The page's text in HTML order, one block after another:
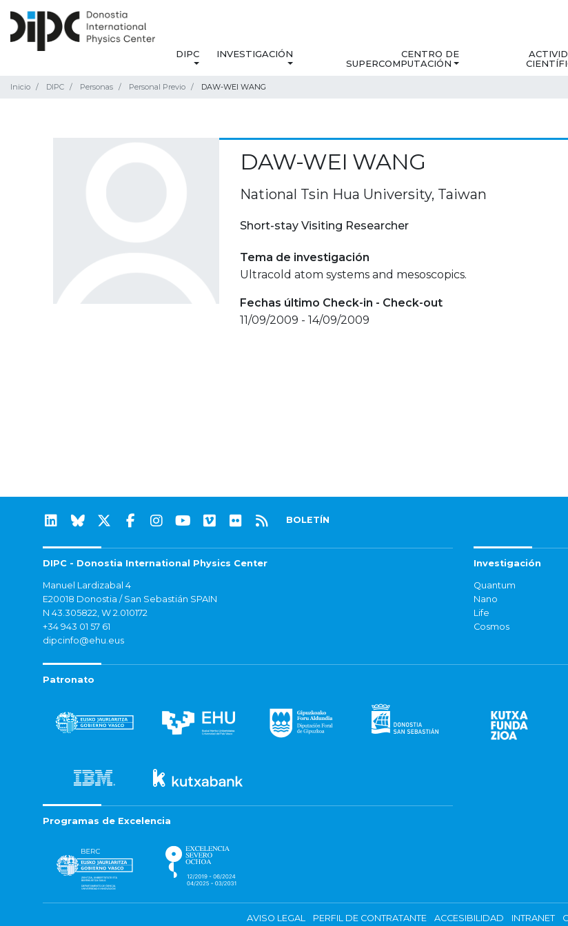
DIPC INVESTIGACIÓN
CENTRO DE
SUPERCOMPUTACIÓN
Inicio DIPC Personas Personal Previo DAW-WEI WANG
DAW-WEI WANG
National Tsin Hua University, Taiwan
Short-stay Visiting Researcher
Tema de investigación
Ultracold atom systems and mesoscopics.
Fechas último Check-in - Check-out
11/09/2009 - 14/09/2009
BOLETÍN
DIPC - Donostia International Physics Center
Manuel Lardizabal 4
E20018 Donostia / San Sebastián SPAIN
N 43.305822, W 2.010172
+34 943 01 57 61
dipcinfo@ehu.eus
Investigación
Quantum
Nano
Life
Cosmos
Patronato
Programas de Excelencia
AVISO LEGAL PERFIL DE CONTRATANTE ACCESIBILIDAD INTRANET